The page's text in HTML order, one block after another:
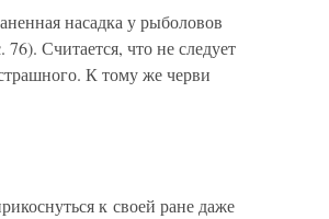
насадка у рыболовов
Считается, что не следует
К тому же черви
к своей ране даже